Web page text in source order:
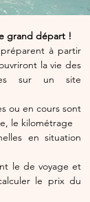
grand départ !
à partir
la vie des
sur un site
ou en cours sont
le kilométrage
en situation
le de voyage et
le prix du